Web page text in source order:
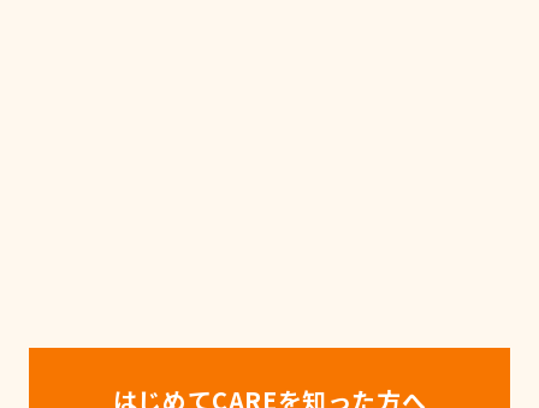
はじめてCAREを知った方へ